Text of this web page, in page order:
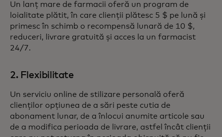
Un lanț mare de farmacii oferă un program de
loialitate plătit, în care clienții plătesc 5 $ pe lună și
primesc în schimb o recompensă lunară de 10 $,
reduceri, livrare gratuită și acces la un farmacist
24/7.
2. Flexibilitate
Un serviciu online de stilizare personală oferă
clienților opțiunea de a sări peste cutia de
abonament lunar, de a înlocui anumite articole sau
de a modifica perioada de livrare, astfel încât clienții